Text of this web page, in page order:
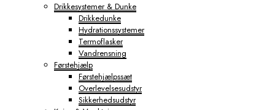
Drikkesystemer & Dunke
Drikkedunke
Hydrationssystemer
Termoflasker
Vandrensning
Førstehjælp
Førstehjælpssæt
Overlevelsesudstyr
Sikkerhedsudstyr